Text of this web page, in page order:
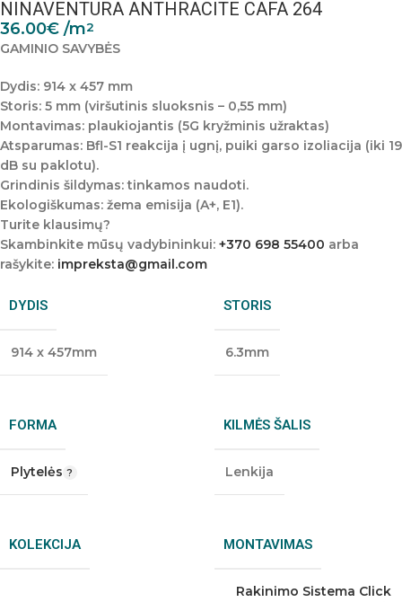
NINAVENTURA ANTHRACITE CAFA 264
36.00€ /m2
GAMINIO SAVYBĖS
Dydis: 914 x 457 mm
Storis: 5 mm (viršutinis sluoksnis – 0,55 mm)
Montavimas: plaukiojantis (5G kryžminis užraktas)
Atsparumas: Bfl-S1 reakcija į ugnį, puiki garso izoliacija (iki 19
dB su paklotu).
Grindinis šildymas:tinkamos naudoti.
Ekologiškumas: žema emisija (A+, E1).
Turite klausimų?
Skambinkite mūsų vadybininkui: +370 698 55400 arba
rašykite: impreksta@gmail.com
DYDIS
914 x 457mm
STORIS
6.3mm
FORMA
Plytelės
KILMĖS ŠALIS
Lenkija
KOLEKCIJA MONTAVIMAS
Rakinimo Sistema Click